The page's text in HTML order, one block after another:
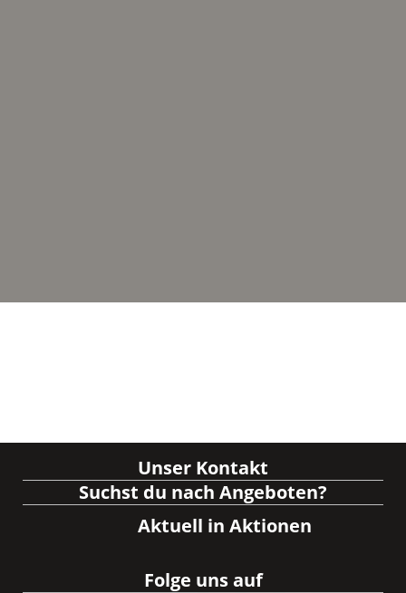
Unser Kontakt
Suchst du nach Angeboten?
Aktuell in Aktionen
Folge uns auf